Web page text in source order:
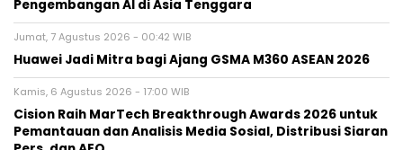
Pengembangan AI di Asia Tenggara
Jumat, 7 Agustus 2026 - 00:42 WIB
Huawei Jadi Mitra bagi Ajang GSMA M360 ASEAN 2026
Kamis, 6 Agustus 2026 - 17:00 WIB
Cision Raih MarTech Breakthrough Awards 2026 untuk
Pemantauan dan Analisis Media Sosial, Distribusi Siaran